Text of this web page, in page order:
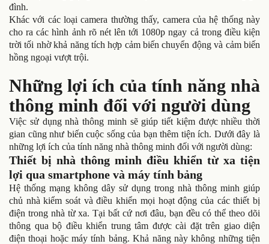
đình.
Khác với các loại camera thường thấy, camera của hệ thống này
cho ra các hình ảnh rõ nét lên tới 1080p ngay cả trong điều kiện
trời tối nhờ khả năng tích hợp cảm biến chuyển động và cảm biến
hồng ngoại vượt trội.
Những lợi ích của tính năng nhà
thông minh đối với người dùng
Việc sử dụng nhà thông minh sẽ giúp tiết kiệm được nhiều thời
gian cũng như biến cuộc sống của bạn thêm tiện ích. Dưới đây là
những lợi ích của tính năng nhà thông minh đối với người dùng:
Thiết bị nhà thông minh điều khiển từ xa tiện
lợi qua smartphone và máy tính bảng
Hệ thống mạng không dây sử dụng trong nhà thông minh giúp
chủ nhà kiểm soát và điều khiển mọi hoạt động của các thiết bị
điện trong nhà từ xa. Tại bất cứ nơi đâu, bạn đều có thể theo dõi
thông qua bộ điều khiển trung tâm được cài đặt trên giao diện
điện thoại hoặc máy tính bảng. Khả năng này không những tiện